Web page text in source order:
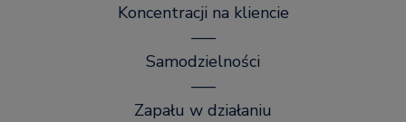
Koncentracji na kliencie
–––
Samodzielności
–––
Zapału w działaniu